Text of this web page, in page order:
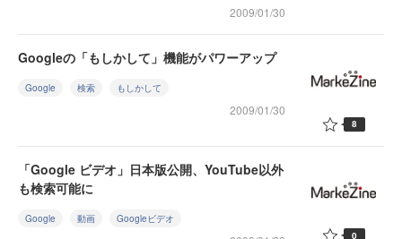
2009/01/30
Googleの「もしかして」機能がパワーアップ
Google 検索 もしかして
2009/01/30
8
「Google ビデオ」日本版公開、YouTube以外
も検索可能に
Google 動画 Googleビデオ
0